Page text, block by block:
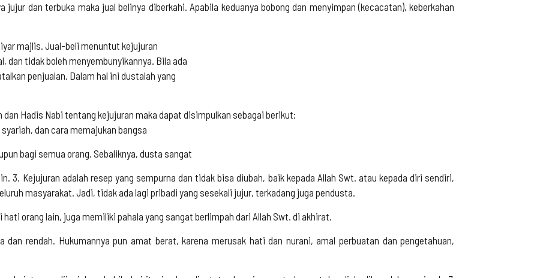
jujur dan terbuka maka jual belinya diberkahi. Apabila keduanya bobong dan menyimpan (kecacatan), keberkahan
majlis. Jual-beli menuntut kejujuran
dan tidak boleh menyembunyikannya. Bila ada
penjualan. Dalam hal ini dustalah yang
Hadis Nabi tentang kejujuran maka dapat disimpulkan sebagai berikut:
dan cara memajukan bangsa
bagi semua orang. Sebaliknya, dusta sangat
3. Kejujuran adalah resep yang sempurna dan tidak bisa diubah, baik kepada Allah Swt. atau kepada diri sendiri,
masyarakat. Jadi, tidak ada lagi pribadi yang sesekali jujur, terkadang juga pendusta.
orang lain, juga memiliki pahala yang sangat berlimpah dari Allah Swt. di akhirat.
dan rendah. Hukumannya pun amat berat, karena merusak hati dan nurani, amal perbuatan dan pengetahuan,